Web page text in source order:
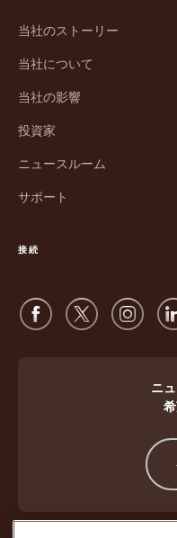
当社のストーリー
当社について
当社の影響
投資家
ニュースルーム
サポート
接続
ニ